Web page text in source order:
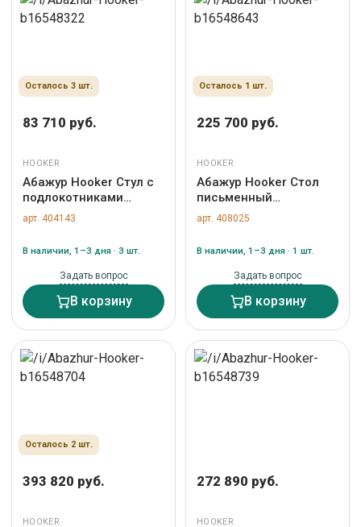
Осталось 3 шт.
83 710 руб.
HOOKER
Абажур Hooker Стул с
подлокотниками
ЛИСБУРГ / LEESBURG
арт. ZN-404143
арт. 404143
В наличии, 1–3 дня · 3 шт.
Задать вопрос
В корзину
Осталось 1 шт.
225 700 руб.
HOOKER
Абажур Hooker Стол
письменный
БРУКХЭВЕН/Brookhaven
арт. ZN-408025
арт. 408025
В наличии, 1–3 дня · 1 шт.
Задать вопрос
В корзину
Осталось 2 шт.
393 820 руб.
HOOKER
272 890 руб.
HOOKER